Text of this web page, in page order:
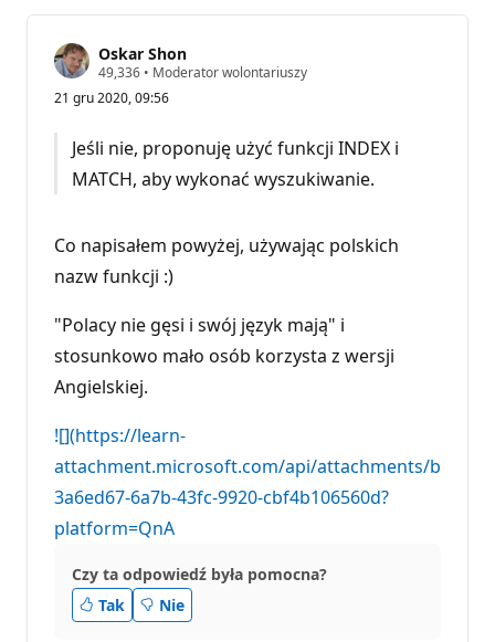
Oskar Shon
49,336 P
n
y
e
a
c
j
• Moderator wolontariuszy
21 gru 2020, 09:56
Jeśli nie, proponuję użyć funkcji INDEX i
MATCH, aby wykonać wyszukiwanie.
Co napisałem powyżej, używając polskich
nazw funkcji :)
"Polacy nie gęsi i swój język mają" i
stosunkowo mało osób korzysta z wersji
Angielskiej.
![](https://learn-
attachment.microsoft.com/api/attachments/b
3a6ed67-6a7b-43fc-9920-cbf4b106560d?
platform=QnA
Czy ta odpowiedź była pomocna?
Tak
Nie